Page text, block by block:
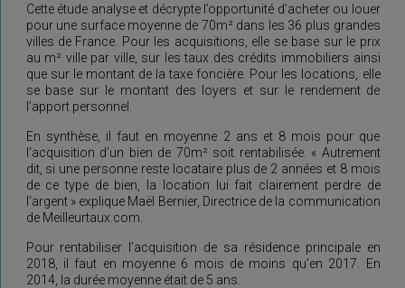
Cette étude analyse et décrypte l’opportunité d’acheter ou louer
pour une surface moyenne de 70m² dans les 36 plus grandes
villes de France. Pour les acquisitions, elle se base sur le prix
au m² ville par ville, sur les taux des crédits immobiliers ainsi
que sur le montant de la taxe foncière. Pour les locations, elle
se base sur le montant des loyers et sur le rendement de
l’apport personnel.
En synthèse, il faut en moyenne 2 ans et 8 mois pour que
l’acquisition d’un bien de 70m² soit rentabilisée. « Autrement
dit, si une personne reste locataire plus de 2 années et 8 mois
de ce type de bien, la location lui fait clairement perdre de
l’argent » explique Maël Bernier, Directrice de la communication
de Meilleurtaux.com.
Pour rentabiliser l’acquisition de sa résidence principale en
2018, il faut en moyenne 6 mois de moins qu’en 2017. En
2014, la durée moyenne était de 5 ans.